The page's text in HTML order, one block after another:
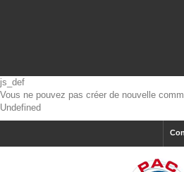
js_def
Vous ne pouvez pas créer de nouvelle
Undefined